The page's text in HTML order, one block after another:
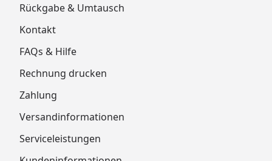
Rückgabe & Umtausch
Kontakt
FAQs & Hilfe
Rechnung drucken
Zahlung
Versandinformationen
Serviceleistungen